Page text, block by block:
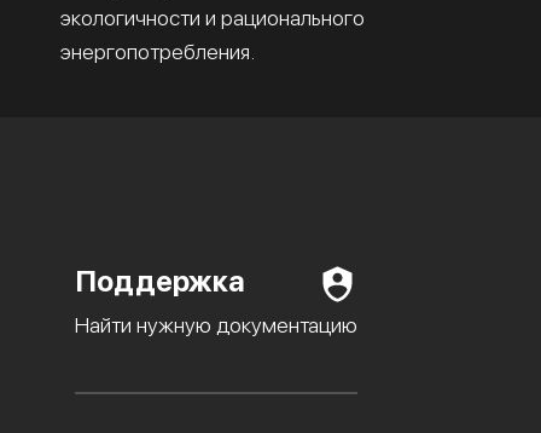
экологичности и рационального
энергопотребления.
Поддержка
Найти нужную документацию